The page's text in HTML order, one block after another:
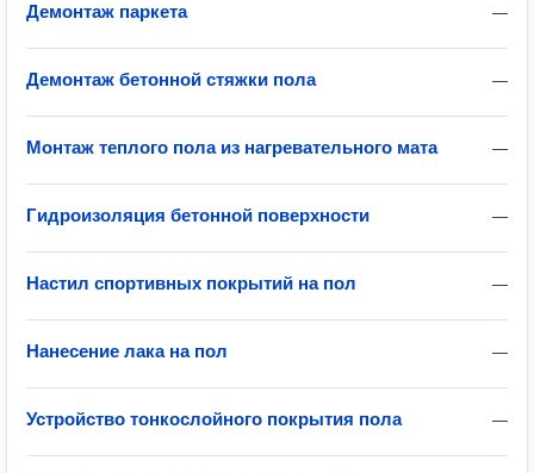
—
Демонтаж паркета
—
Демонтаж бетонной стяжки пола
—
Монтаж теплого пола из нагревательного мата
—
Гидроизоляция бетонной поверхности
—
Настил спортивных покрытий на пол
—
Нанесение лака на пол
—
Устройство тонкослойного покрытия пола